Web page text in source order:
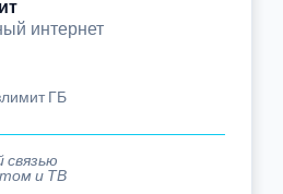
интернет
ГБ
связью
и ТВ